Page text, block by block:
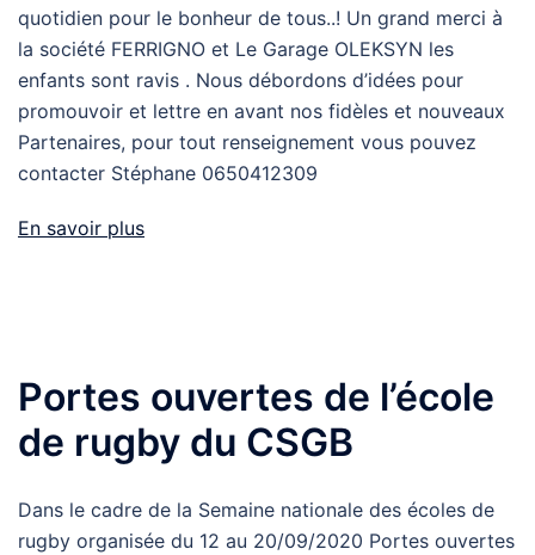
quotidien pour le bonheur de tous..! Un grand merci à
la société FERRIGNO et Le Garage OLEKSYN les
enfants sont ravis . Nous débordons d’idées pour
promouvoir et lettre en avant nos fidèles et nouveaux
Partenaires, pour tout renseignement vous pouvez
contacter Stéphane 0650412309
En savoir plus
Portes ouvertes de l’école
de rugby du CSGB
Dans le cadre de la Semaine nationale des écoles de
rugby organisée du 12 au 20/09/2020 Portes ouvertes